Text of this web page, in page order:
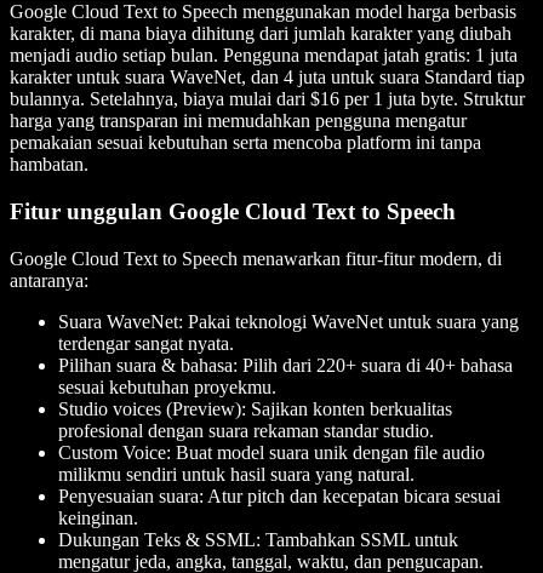
Google Cloud Text to Speech menggunakan model harga berbasis
karakter, di mana biaya dihitung dari jumlah karakter yang diubah
menjadi audio setiap bulan. Pengguna mendapat jatah gratis: 1 juta
karakter untuk suara WaveNet, dan 4 juta untuk suara Standard tiap
bulannya. Setelahnya, biaya mulai dari $16 per 1 juta byte. Struktur
harga yang transparan ini memudahkan pengguna mengatur
pemakaian sesuai kebutuhan serta mencoba platform ini tanpa
hambatan.
Fitur unggulan Google Cloud Text to Speech
Google Cloud Text to Speech menawarkan fitur-fitur modern, di
antaranya:
Suara WaveNet: Pakai teknologi WaveNet untuk suara yang
terdengar sangat nyata.
Pilihan suara & bahasa: Pilih dari 220+ suara di 40+ bahasa
sesuai kebutuhan proyekmu.
Studio voices (Preview): Sajikan konten berkualitas
profesional dengan suara rekaman standar studio.
Custom Voice: Buat model suara unik dengan file audio
milikmu sendiri untuk hasil suara yang natural.
Penyesuaian suara: Atur pitch dan kecepatan bicara sesuai
keinginan.
Dukungan Teks & SSML: Tambahkan SSML untuk
mengatur jeda, angka, tanggal, waktu, dan pengucapan.